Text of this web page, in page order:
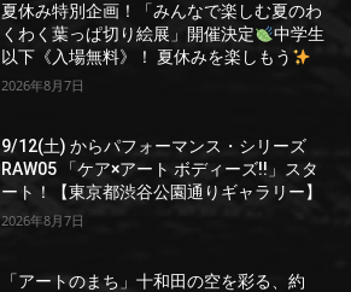
夏休み特別企画！「みんなで楽しむ夏のわ
くわく葉っぱ切り絵展」開催決定
中学生
以下《入場無料》！ 夏休みを楽しもう
2026年8月7日
9/12(土) からパフォーマンス・シリーズ
RAW05 「ケア×アート ボディーズ!!」スタ
ート！【東京都渋谷公園通りギャラリー】
2026年8月7日
「アートのまち」十和田の空を彩る、約